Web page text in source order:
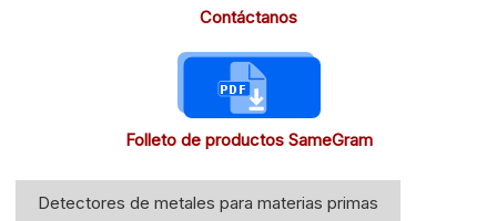
Contáctanos
Folleto de productos SameGram
Detectores de metales para materias primas